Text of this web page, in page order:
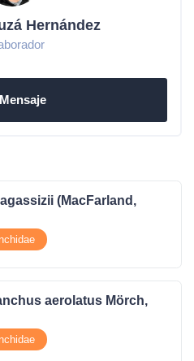
Hernández
Mensaje
(MacFarland,
aerolatus Mörch,